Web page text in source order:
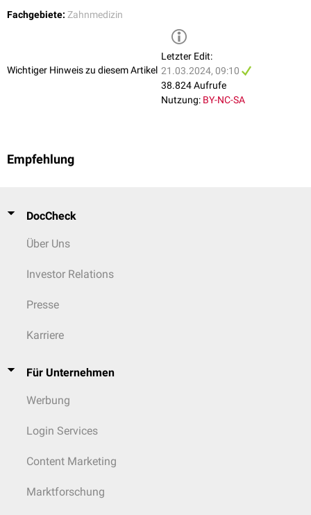
Fachgebiete: Zahnmedizin
Wichtiger Hinweis zu diesem Artikel
Letzter Edit:
21.03.2024, 09:10
38.824 Aufrufe
Nutzung: BY-NC-SA
Empfehlung
DocCheck
Über Uns
Investor Relations
Presse
Karriere
Für Unternehmen
Werbung
Login Services
Content Marketing
Marktforschung